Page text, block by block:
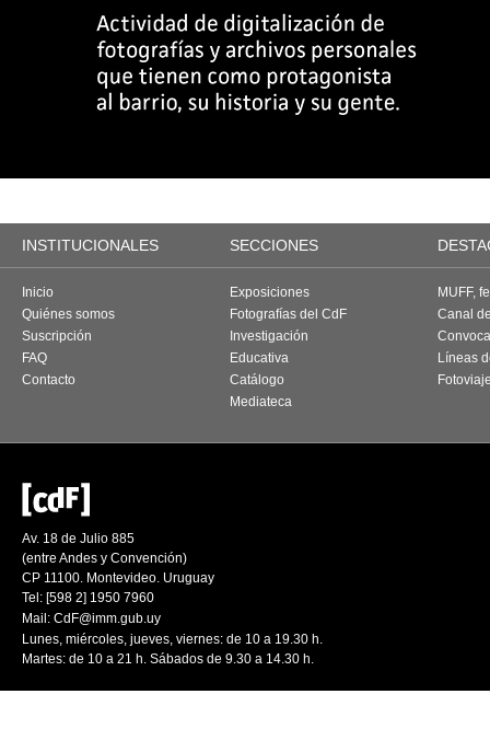
INSTITUCIONALES SECCIONES
Inicio
Quiénes somos
Suscripción
FAQ
Contacto
Exposiciones
Fotografías del CdF
Investigación
Educativa
Catálogo
Mediateca
MUFF,
Canal
Líneas
Av. 18 de Julio 885
(entre Andes y Convención)
CP 11100. Montevideo. Uruguay
Tel: [598 2] 1950 7960
Mail: CdF@imm.gub.uy
Lunes, miércoles, jueves, viernes: de 10 a 19.30 h.
Martes: de 10 a 21 h. Sábados de 9.30 a 14.30 h.